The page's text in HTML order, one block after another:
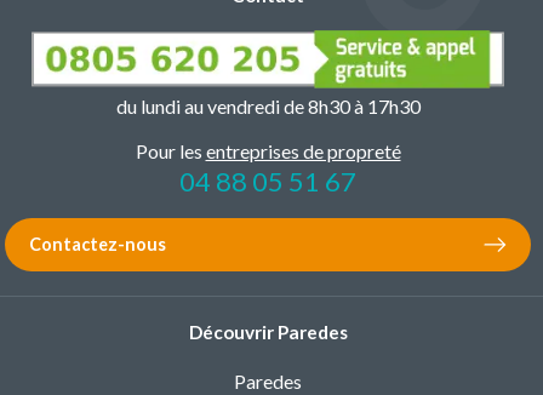
du lundi au vendredi de 8h30 à 17h30
Pour les entreprises de propreté
04 88 05 51 67
Contactez-nous
Découvrir Paredes
Paredes